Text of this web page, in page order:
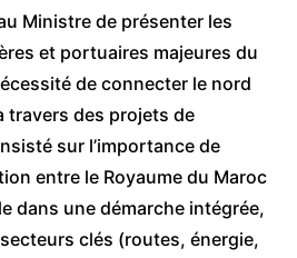
Ministre de présenter les
et portuaires majeures du
de connecter le nord
travers des projets de
sur l’importance de
entre le Royaume du Maroc
dans une démarche intégrée,
clés (routes, énergie,